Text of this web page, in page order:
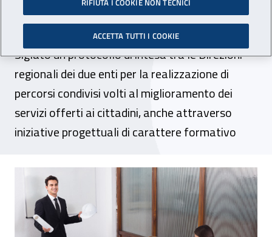
sicurezza in Puglia
Siglato un protocollo di intesa tra le Direzioni
regionali dei due enti per la realizzazione di
percorsi condivisi volti al miglioramento dei
servizi offerti ai cittadini, anche attraverso
iniziative progettuali di carattere formativo
Inail-Inps, insieme per la cultura del
RIFIUTA I COOKIE NON TECNICI
ACCETTA TUTTI I COOKIE